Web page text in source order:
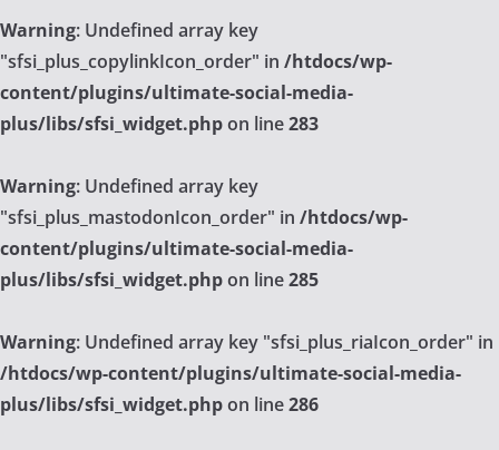
Warning: Undefined array key
"sfsi_plus_copylinkIcon_order" in /htdocs/wp-
content/plugins/ultimate-social-media-
plus/libs/sfsi_widget.phpon line283
Warning: Undefined array key
"sfsi_plus_mastodonIcon_order" in /htdocs/wp-
content/plugins/ultimate-social-media-
plus/libs/sfsi_widget.phpon line285
Warning: Undefined array key "sfsi_plus_riaIcon_order" in
/htdocs/wp-content/plugins/ultimate-social-media-
plus/libs/sfsi_widget.phpon line286